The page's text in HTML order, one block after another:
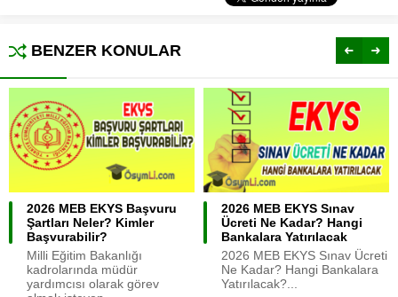
BENZER KONULAR
2026 MEB EKYS Başvuru
Şartları Neler? Kimler
Başvurabilir?
Milli Eğitim Bakanlığı
kadrolarında müdür
yardımcısı olarak görev
2026 MEB EKYS Sınav
Ücreti Ne Kadar? Hangi
Bankalara Yatırılacak
2026 MEB EKYS Sınav Ücreti
Ne Kadar? Hangi Bankalara
Yatırılacak?...